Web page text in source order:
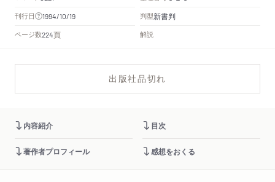
刊行日 1994/10/19 判型新書判
ページ数224頁 解説
出版社品切れ
内容紹介 目次
著作者プロフィール 感想をおくる